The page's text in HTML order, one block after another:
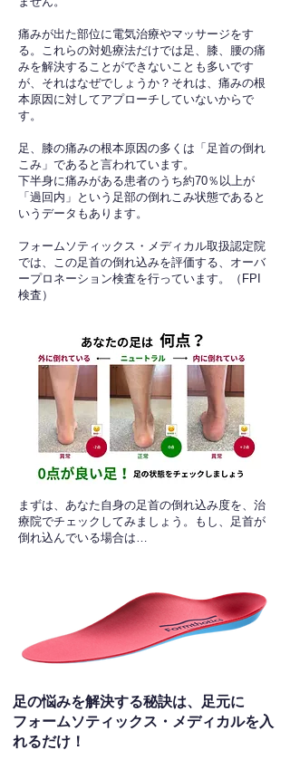
痛みが出た部位に電気治療やマッサージをす
る。これらの対処療法だけでは足、膝、腰の痛
みを解決することができないことも多いです
が、それはなぜでしょうか？それは、痛みの根
本原因に対してアプローチしていないからで
す。
足、膝の痛みの根本原因の多くは「足首の倒れ
こみ」であると言われています。
下半身に痛みがある患者のうち約70％以上が
「過回内」という足部の倒れこみ状態であると
いうデータもあります。
フォームソティックス・メディカル取扱認定院
では、この足首の倒れ込みを評価する、オーバ
ープロネーション検査を行っています。（FPI
検査）​
​まずは、あなた自身の足首の倒れ込み度を、治
療院でチェックしてみましょう。もし、足首が
倒れ込んでいる場合は…
足の悩みを解決する秘訣は、足元に
フォームソティックス・メディカルを入
れるだけ！